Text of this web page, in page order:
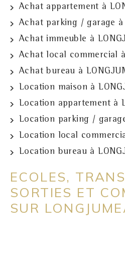
Achat appartement à
Achat parking / garage à
Achat immeuble à
Achat local commercial
Achat bureau à
Location maison à
Location appartement à
Location parking /
Location local
Location bureau à
ECOLES,
SORTIES ET
SUR